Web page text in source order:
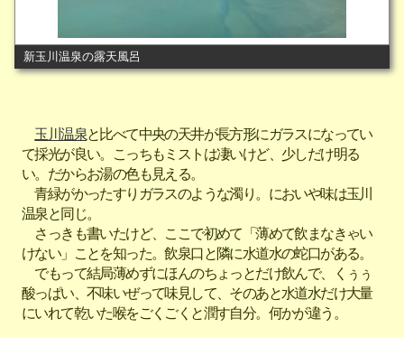
新玉川温泉の露天風呂
玉川温泉と比べて中央の天井が長方形にガラスになってい
て採光が良い。こっちもミストは凄いけど、少しだけ明る
い。だからお湯の色も見える。
青緑がかったすりガラスのような濁り。においや味は玉川
温泉と同じ。
さっきも書いたけど、ここで初めて「薄めて飲まなきゃい
けない」ことを知った。飲泉口と隣に水道水の蛇口がある。
でもって結局薄めずにほんのちょっとだけ飲んで、くぅぅ
酸っぱい、不味いぜって味見して、そのあと水道水だけ大量
にいれて乾いた喉をごくごくと潤す自分。何かが違う。